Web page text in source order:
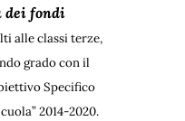
dei fondi
alle classi terze,
grado con il
Specifico
2014-2020.